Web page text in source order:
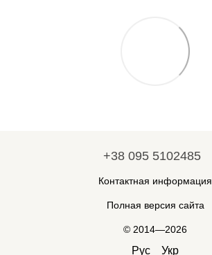
+38 095 5102485
Контактная информация
Полная версия сайта
© 2014—2026
Рус Укр